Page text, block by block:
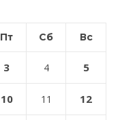
Пт Сб Вс
3 4 5
10 11 12